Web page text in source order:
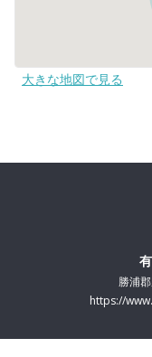
大きな地図で見る
勝浦
https://